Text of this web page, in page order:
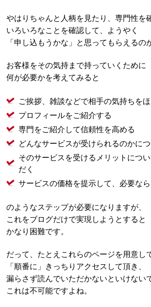
やはりちゃんと人柄を見たり、専門性を
いろいろなことを確認して、ようやく
「申し込もうかな」と思ってもらえるの
お客様をその気持まで持っていくために
何が必要かを考えてみると
ご挨拶、雑談などで相手の気持ちを
プロフィールをご紹介する
専門をご紹介して信頼性を高める
どんなサービスが受けられるのかに
そのサービスを受けるメリットにつ
だく
サービスの価格を提示して、必要なら
のようなステップが必要になりますが、
これをブログだけで実現しようとすると
かなり困難です。
だって、たとえこれらのページを用意し
「順番に」きっちりアクセスして頂き、
漏らさず読んでいただかないといけない
これは不可能ですよね。